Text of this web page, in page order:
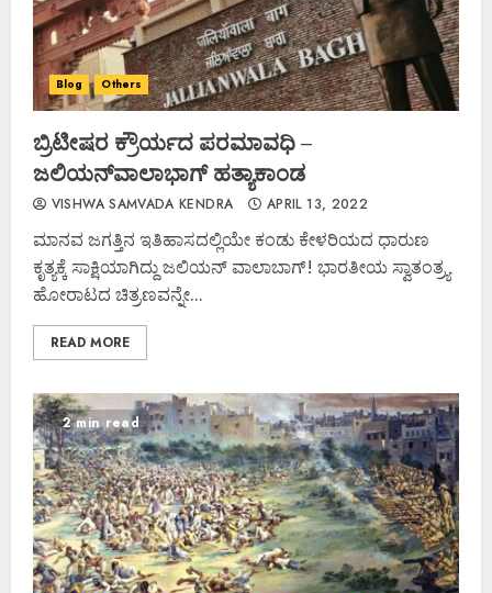
Blog Others
ಬ್ರಿಟೀಷರ ಕ್ರೌರ್ಯದ ಪರಮಾವಧಿ –
ಜಲಿಯನ್‌ವಾಲಾಭಾಗ್ ಹತ್ಯಾಕಾಂಡ
VISHWA SAMVADA KENDRA APRIL 13, 2022
ಮಾನವ ಜಗತ್ತಿನ ಇತಿಹಾಸದಲ್ಲಿಯೇ ಕಂಡು ಕೇಳರಿಯದ ಧಾರುಣ
ಕೃತ್ಯಕ್ಕೆ ಸಾಕ್ಷಿಯಾಗಿದ್ದು ಜಲಿಯನ್ ವಾಲಾಬಾಗ್! ಭಾರತೀಯ ಸ್ವಾತಂತ್ರ್ಯ
ಹೋರಾಟದ ಚಿತ್ರಣವನ್ನೇ...
READ MORE
2 min read